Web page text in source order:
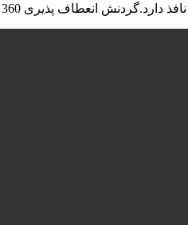
360 درجه داشته و دقت وسرعت عملش در شکار بسیار بالاست.